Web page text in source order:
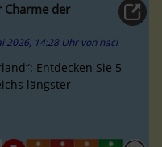
Charme der
2026, 14:28 Uhr vonhacl
Entdecken Sie 5
längster